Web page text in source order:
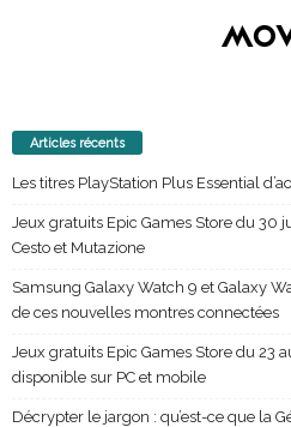
Articles récents
Les titres PlayStation Plus Essential
Jeux gratuits Epic Games Store du 30
Cesto et Mutazione
Samsung Galaxy Watch 9 et Galaxy
de ces nouvelles montres connectées
Jeux gratuits Epic Games Store du 23
disponible sur PC et mobile
Décrypter le jargon : qu’est-ce que la